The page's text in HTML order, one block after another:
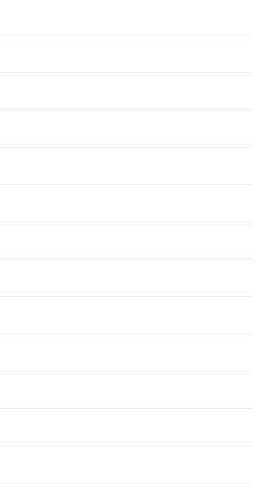
御神灯）で、江戸時代の文書にはすでにキ
す。能登のキリコは、天に近ければ近いほ
保護する役目になったようで、金沢とその
確には、木や紙でできた灯篭のような箱で、
とを指します。
・戦前金沢では12月25日から正月15日まで
の先祖は菅原道真といわれ、道真が前田の
ができますように」との願いをこめて天神
子の入っふた付の椀（わん）が並び、果物